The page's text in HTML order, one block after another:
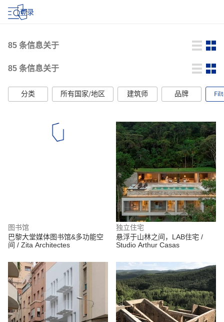
登录
85 条信息关于
85 条信息关于
分类 所有国家/地区 建筑师 品牌
图书馆
巴黎大堂媒体图书馆&多功能空
间 / Zita Architectes
独立住宅
悬浮于山林之间，LAB住宅 /
Studio Arthur Casas